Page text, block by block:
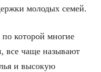
молодых семей.
которой многие
все чаще называют
и высокую